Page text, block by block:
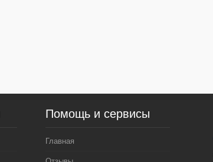
Помощь и сервисы
Главная